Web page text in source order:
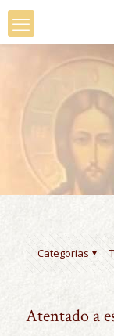
Categorias
Atentado a